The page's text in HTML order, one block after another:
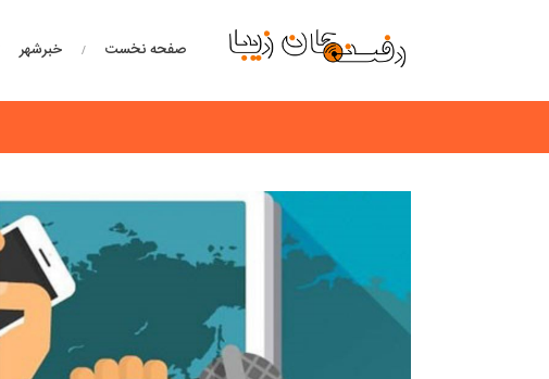
صفحه نخست خبرشهر